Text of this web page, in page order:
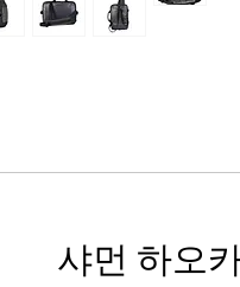
샤먼 하오